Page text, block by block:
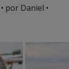
• por Daniel •